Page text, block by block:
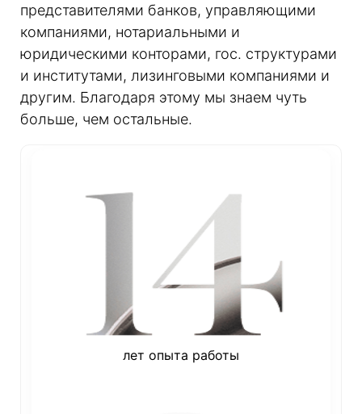
представителями банков, управляющими
компаниями, нотариальными и
юридическими конторами, гос. структурами
и институтами, лизинговыми компаниями и
другим. Благодаря этому мы знаем чуть
больше, чем остальные.
лет опыта работы